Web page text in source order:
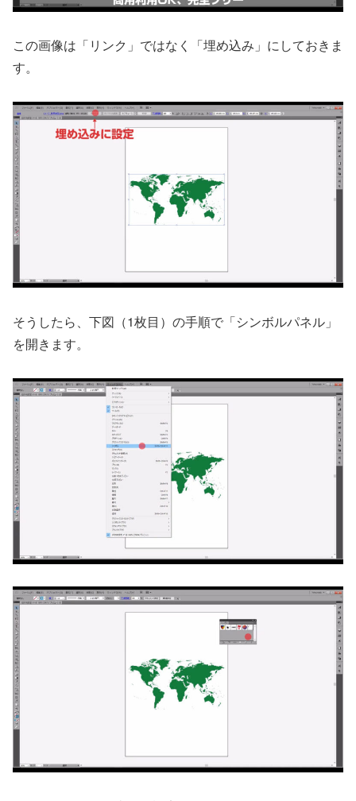
この画像は「リンク」ではなく「埋め込み」にしておきま
す。
そうしたら、下図（1枚目）の手順で「シンボルパネル」
を開きます。